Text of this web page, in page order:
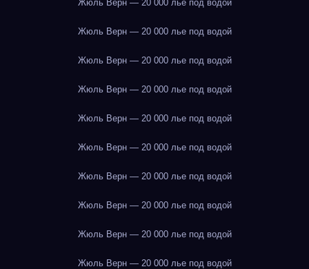
Жюль Верн — 20 000 лье под водой
Жюль Верн — 20 000 лье под водой
Жюль Верн — 20 000 лье под водой
Жюль Верн — 20 000 лье под водой
Жюль Верн — 20 000 лье под водой
Жюль Верн — 20 000 лье под водой
Жюль Верн — 20 000 лье под водой
Жюль Верн — 20 000 лье под водой
Жюль Верн — 20 000 лье под водой
Жюль Верн — 20 000 лье под водой